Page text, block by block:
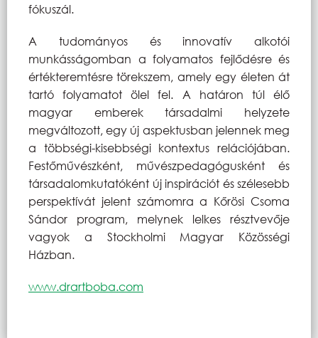
fókuszál.
A tudományos és innovatív alkotói
munkásságomban a folyamatos fejlődésre és
értékteremtésre törekszem, amely egy életen át
tartó folyamatot ölel fel. A határon túl élő
magyar emberek társadalmi helyzete
megváltozott, egy új aspektusban jelennek meg
a többségi-kisebbségi kontextus relációjában.
Festőművészként, művészpedagógusként és
társadalomkutatóként új inspirációt és szélesebb
perspektívát jelent számomra a Kőrösi Csoma
Sándor program, melynek lelkes résztvevője
vagyok a Stockholmi Magyar Közösségi
Házban.
www.drartboba.com